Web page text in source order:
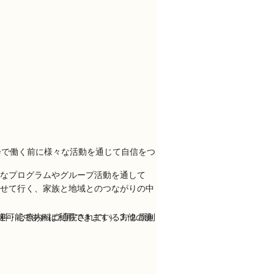
プログラムやグループ活動を通して
て行く、家族と地域とのつながりの中